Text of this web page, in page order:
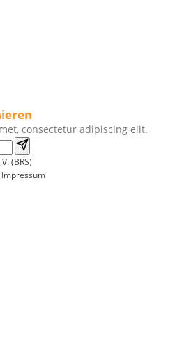
consectetur adipiscing elit.
(BRS)
Impressum